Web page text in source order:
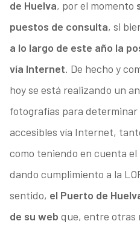
de Huelva, por el momento
puestos de consulta, si
a lo largo de este año la
vía Internet. De hecho y
hoy se está realizando un
fotografías para determinar
accesibles vía Internet,
como teniendo en cuenta
dando cumplimiento a la
sentido, el Puerto de
de su web que, entre otras